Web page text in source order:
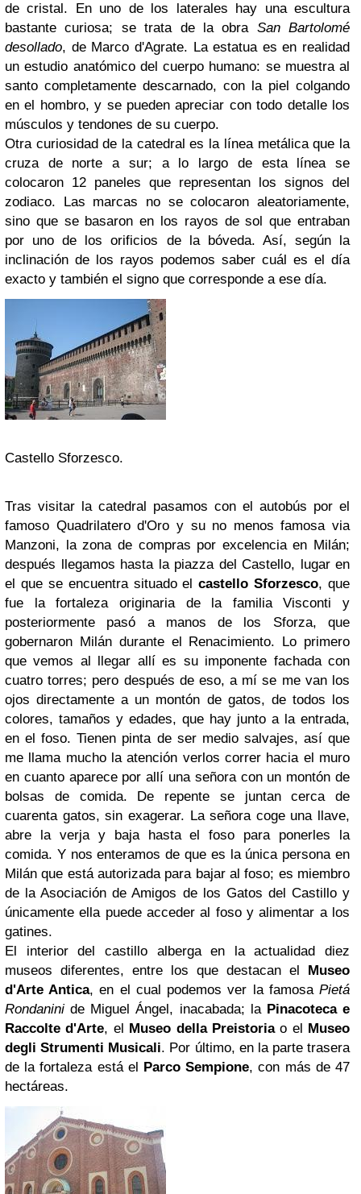
de cristal. En uno de los laterales hay una escultura
bastante curiosa; se trata de la obra San Bartolomé
desollado, de Marco d'Agrate. La estatua es en realidad
un estudio anatómico del cuerpo humano: se muestra al
santo completamente descarnado, con la piel colgando
en el hombro, y se pueden apreciar con todo detalle los
músculos y tendones de su cuerpo.
Otra curiosidad de la catedral es la línea metálica que la
cruza de norte a sur; a lo largo de esta línea se
colocaron 12 paneles que representan los signos del
zodiaco. Las marcas no se colocaron aleatoriamente,
sino que se basaron en los rayos de sol que entraban
por uno de los orificios de la bóveda. Así, según la
inclinación de los rayos podemos saber cuál es el día
exacto y también el signo que corresponde a ese día.
Castello Sforzesco.
Tras visitar la catedral pasamos con el autobús por el
famoso Quadrilatero d'Oro y su no menos famosa via
Manzoni, la zona de compras por excelencia en Milán;
después llegamos hasta la piazza del Castello, lugar en
el que se encuentra situado elcastello Sforzesco, que
fue la fortaleza originaria de la familia Visconti y
posteriormente pasó a manos de los Sforza, que
gobernaron Milán durante el Renacimiento. Lo primero
que vemos al llegar allí es su imponente fachada con
cuatro torres; pero después de eso, a mí se me van los
ojos directamente a un montón de gatos, de todos los
colores, tamaños y edades, que hay junto a la entrada,
en el foso. Tienen pinta de ser medio salvajes, así que
me llama mucho la atención verlos correr hacia el muro
en cuanto aparece por allí una señora con un montón de
bolsas de comida. De repente se juntan cerca de
cuarenta gatos, sin exagerar. La señora coge una llave,
abre la verja y baja hasta el foso para ponerles la
comida. Y nos enteramos de que es la única persona en
Milán que está autorizada para bajar al foso; es miembro
de la Asociación de Amigos de los Gatos del Castillo y
únicamente ella puede acceder al foso y alimentar a los
gatines.
El interior del castillo alberga en la actualidad diez
museos diferentes, entre los que destacan el Museo
d'Arte Antica, en el cual podemos ver la famosaPietá
Rondanini de Miguel Ángel, inacabada; la Pinacoteca e
Raccolte d'Arte, el Museo della Preistoriao el Museo
degli Strumenti Musicali. Por último, en la parte trasera
de la fortaleza está el Parco Sempione, con más de 47
hectáreas.